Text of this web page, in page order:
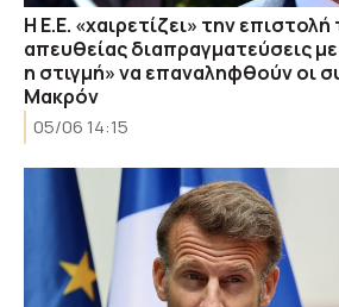
Η Ε.Ε. «χαιρετίζει» την επιστολή
απευθείας διαπραγματεύσεις με
η στιγμή» να επαναληφθούν οι
Μακρόν
05/06 14:15